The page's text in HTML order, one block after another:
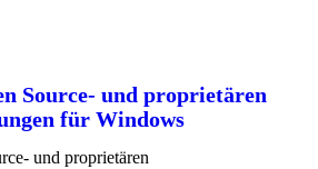
Source- und proprietären
für Windows
und proprietären